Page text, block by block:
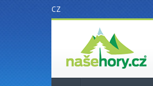
CZ
nasehory.cz